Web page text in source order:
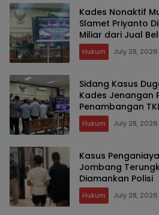
Kades Nonaktif
Slamet Priyanto
Miliar dari Jual
Hukum July 28, 2026
Sidang Kasus
Kades Jenangan
Penambangan
Hukum July 28, 2026
Kasus
Jombang
Diamankan Polisi
Hukum July 28, 2026